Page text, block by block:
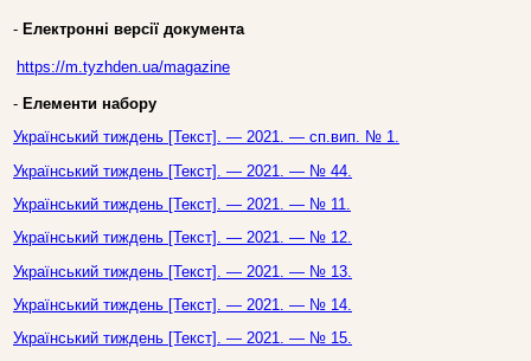
- Електронні версії документа
https://m.tyzhden.ua/magazine
- Елементи набору
Український тиждень [Текст]. — 2021. — сп.вип. № 1.
Український тиждень [Текст]. — 2021. — № 44.
Український тиждень [Текст]. — 2021. — № 11.
Український тиждень [Текст]. — 2021. — № 12.
Український тиждень [Текст]. — 2021. — № 13.
Український тиждень [Текст]. — 2021. — № 14.
Український тиждень [Текст]. — 2021. — № 15.